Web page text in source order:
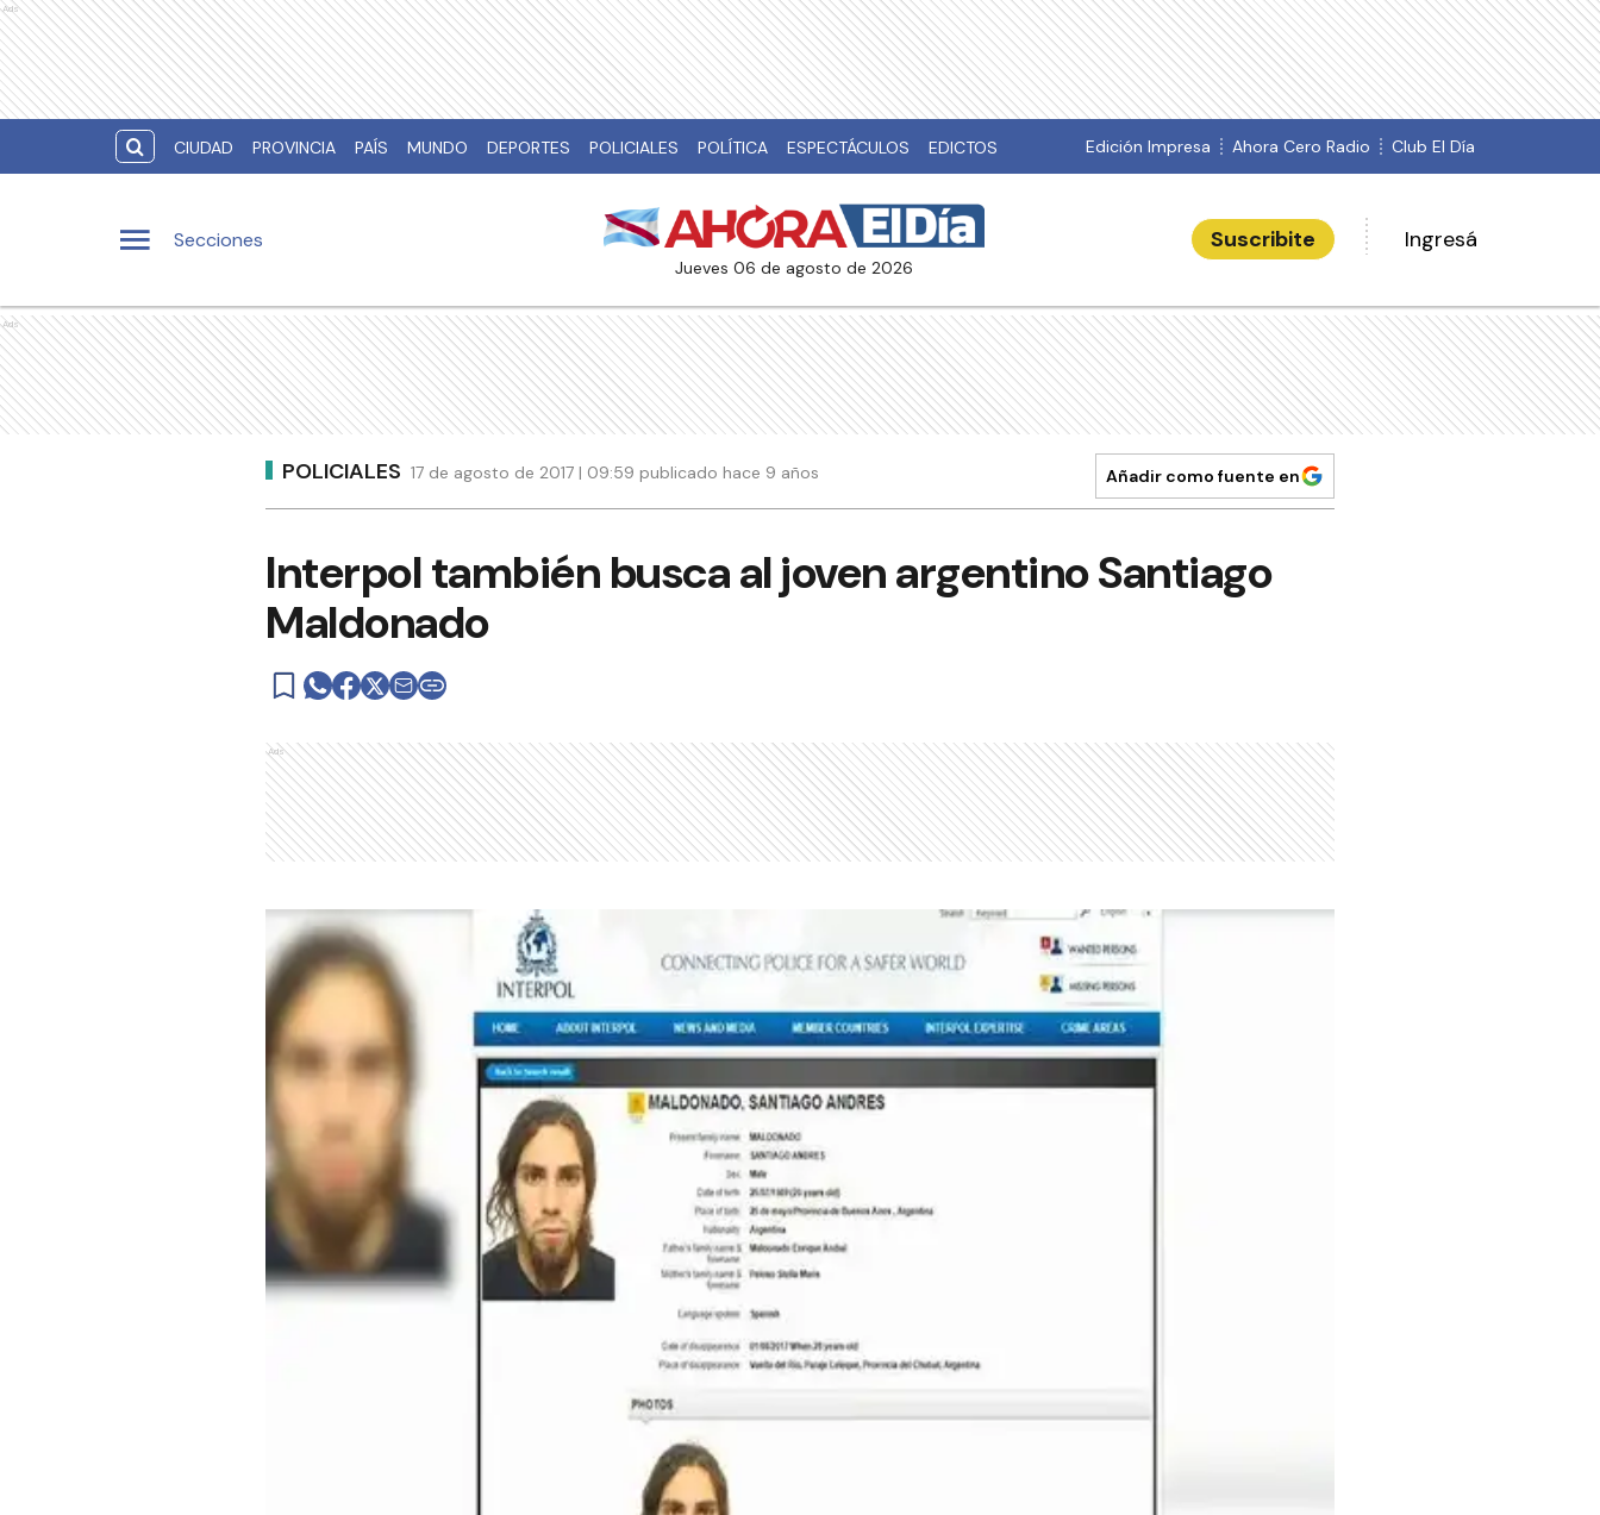
Ads
CIUDAD PROVINCIA PAÍS MUNDO DEPORTES POLICIALES POLÍTICA ESPECTÁCULOS EDICTOS Edición Impresa Ahora Cero Radio Club El Día
Secciones
jueves 06 de agosto de 2026
Suscribite Ingresá
Ads
POLICIALES 17 de agosto de 2017 | 09:59 publicado hace 9 años Añadir como fuente en
Interpol también busca al joven argentino Santiago
Maldonado
Ads